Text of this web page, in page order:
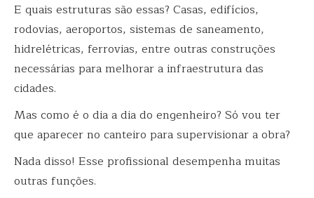
E quais estruturas são essas? Casas, edifícios,
rodovias, aeroportos, sistemas de saneamento,
hidrelétricas, ferrovias, entre outras construções
necessárias para melhorar a infraestrutura das
cidades.
Mas como é o dia a dia do engenheiro? Só vou ter
que aparecer no canteiro para supervisionar a obra?
Nada disso! Esse profissional desempenha muitas
outras funções.